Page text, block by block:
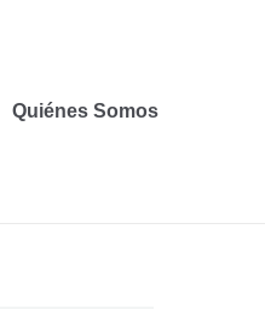
Quiénes Somos